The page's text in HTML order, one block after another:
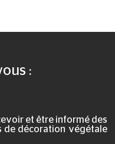
:
et être informé des
de décoration végétale